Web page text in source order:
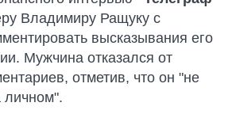
Владимиру Ращуку с
высказывания его
Мужчина отказался от
отметив, что он "не
личном".